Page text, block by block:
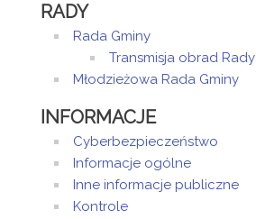
RADY
Rada Gminy
Transmisja obrad Rady
Młodzieżowa Rada Gminy
INFORMACJE
Cyberbezpieczeństwo
Informacje ogólne
Inne informacje publiczne
Kontrole